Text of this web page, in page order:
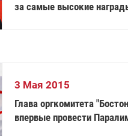
за самые высокие
3 Мая 2015
Глава оргкомитета
впервые провести